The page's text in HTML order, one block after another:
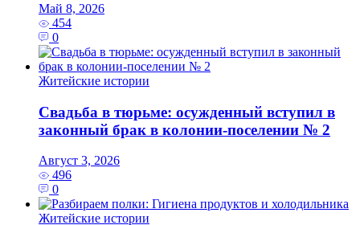
Май 8, 2026
454
0
Житейские истории
Свадьба в тюрьме: осужденный вступил в
законный брак в колонии-поселении № 2
Август 3, 2026
496
0
Житейские истории